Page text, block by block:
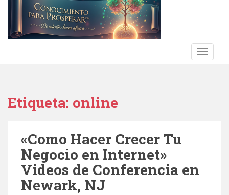
Etiqueta: online
«Como Hacer Crecer Tu
Negocio en Internet»
Videos de Conferencia en
Newark, NJ